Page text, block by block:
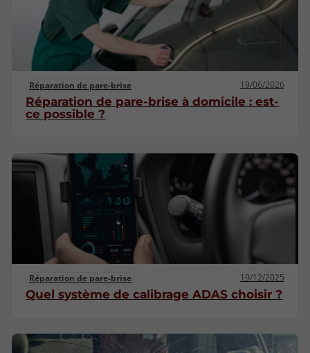
Réparation de pare-brise 19/06/2026
Réparation de pare-brise à domicile : est-
ce possible ?
Réparation de pare-brise 19/12/2025
Quel système de calibrage ADAS choisir ?